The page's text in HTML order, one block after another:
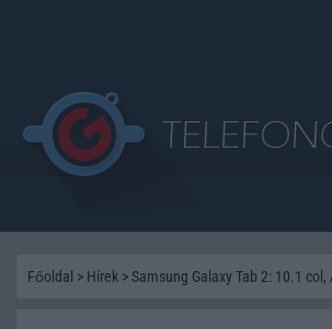
Főoldal > Hírek > Samsung Galaxy Tab 2: 10.1 col,